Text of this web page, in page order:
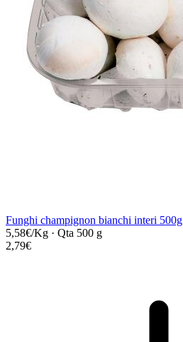
Funghi champignon bianchi interi 500g
5,58€/Kg · Qta 500 g
2,79€